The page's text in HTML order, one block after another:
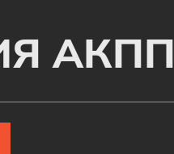
АКПП